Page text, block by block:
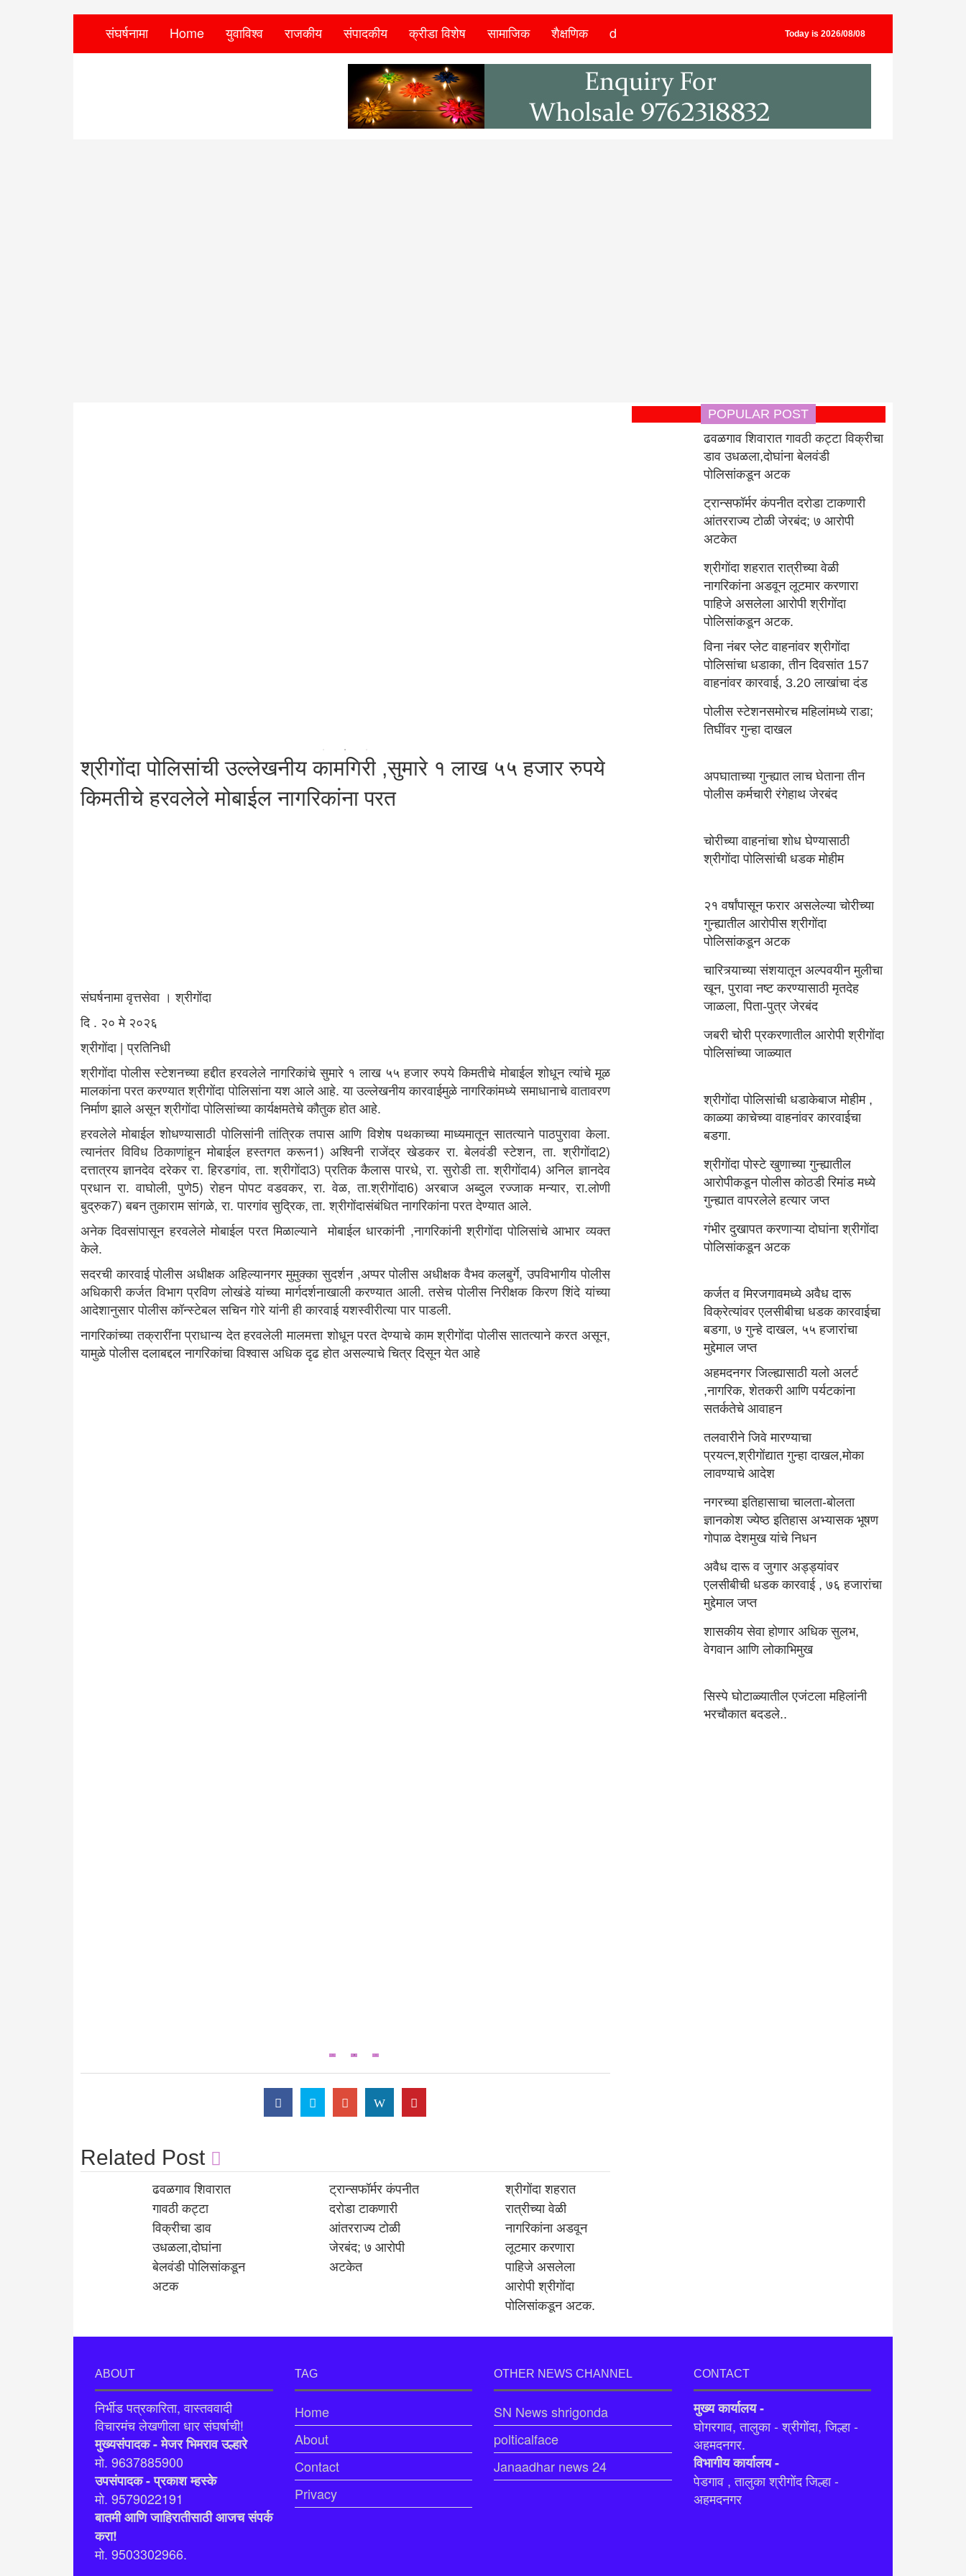
संघर्षनामा Home युवाविश्व राजकीय संपादकीय क्रीडा विशेष सामाजिक शैक्षणिक d Today is 2026/08/08
श्रीगोंदा पोलिसांची उल्लेखनीय कामगिरी ,सुमारे १ लाख ५५ हजार रुपये
किमतीचे हरवलेले मोबाईल नागरिकांना परत
संघर्षनामा वृत्तसेवा । श्रीगोंदा
दि . २० मे २०२६
श्रीगोंदा | प्रतिनिधी
श्रीगोंदा पोलीस स्टेशनच्या हद्दीत हरवलेले नागरिकांचे सुमारे १ लाख ५५ हजार रुपये किमतीचे मोबाईल शोधून त्यांचे मूळ
मालकांना परत करण्यात श्रीगोंदा पोलिसांना यश आले आहे. या उल्लेखनीय कारवाईमुळे नागरिकांमध्ये समाधानाचे वातावरण
निर्माण झाले असून श्रीगोंदा पोलिसांच्या कार्यक्षमतेचे कौतुक होत आहे.
हरवलेले मोबाईल शोधण्यासाठी पोलिसांनी तांत्रिक तपास आणि विशेष पथकाच्या माध्यमातून सातत्याने पाठपुरावा केला.
त्यानंतर विविध ठिकाणांहून मोबाईल हस्तगत करून1) अश्विनी राजेंद्र खेडकर रा. बेलवंडी स्टेशन, ता. श्रीगोंदा2)
दत्तात्रय ज्ञानदेव दरेकर रा. हिरडगांव, ता. श्रीगोंदा3) प्रतिक कैलास पारधे, रा. सुरोडी ता. श्रीगोंदा4) अनिल ज्ञानदेव
प्रधान रा. वाघोली, पुणे5) रोहन पोपट वडवकर, रा. वेळ, ता.श्रीगोंदा6) अरबाज अब्दुल रज्जाक मन्यार, रा.लोणी
बुद्रुक7) बबन तुकाराम सांगळे, रा. पारगांव सुद्रिक, ता. श्रीगोंदासंबंधित नागरिकांना परत देण्यात आले.
अनेक दिवसांपासून हरवलेले मोबाईल परत मिळाल्याने मोबाईल धारकांनी ,नागरिकांनी श्रीगोंदा पोलिसांचे आभार व्यक्त
केले.
सदरची कारवाई पोलीस अधीक्षक अहिल्यानगर मुमुक्का सुदर्शन ,अप्पर पोलीस अधीक्षक वैभव कलबुर्गे, उपविभागीय पोलीस
अधिकारी कर्जत विभाग प्रविण लोखंडे यांच्या मार्गदर्शनाखाली करण्यात आली. तसेच पोलीस निरीक्षक किरण शिंदे यांच्या
आदेशानुसार पोलीस कॉन्स्टेबल सचिन गोरे यांनी ही कारवाई यशस्वीरीत्या पार पाडली.
नागरिकांच्या तक्रारींना प्राधान्य देत हरवलेली मालमत्ता शोधून परत देण्याचे काम श्रीगोंदा पोलीस सातत्याने करत असून,
यामुळे पोलीस दलाबद्दल नागरिकांचा विश्वास अधिक दृढ होत असल्याचे चित्र दिसून येत आहे
W
Related Post
ढवळगाव शिवारात
गावठी कट्टा
विक्रीचा डाव
उधळला,दोघांना
बेलवंडी पोलिसांकडून
अटक
ट्रान्सफॉर्मर कंपनीत
दरोडा टाकणारी
आंतरराज्य टोळी
जेरबंद; ७ आरोपी
अटकेत
श्रीगोंदा शहरात
रात्रीच्या वेळी
नागरिकांना अडवून
लूटमार करणारा
पाहिजे असलेला
आरोपी श्रीगोंदा
पोलिसांकडून अटक.
POPULAR POST
ढवळगाव शिवारात गावठी कट्टा विक्रीचा
डाव उधळला,दोघांना बेलवंडी
पोलिसांकडून अटक
ट्रान्सफॉर्मर कंपनीत दरोडा टाकणारी
आंतरराज्य टोळी जेरबंद; ७ आरोपी
अटकेत
श्रीगोंदा शहरात रात्रीच्या वेळी
नागरिकांना अडवून लूटमार करणारा
पाहिजे असलेला आरोपी श्रीगोंदा
पोलिसांकडून अटक.
विना नंबर प्लेट वाहनांवर श्रीगोंदा
पोलिसांचा धडाका, तीन दिवसांत 157
वाहनांवर कारवाई, 3.20 लाखांचा दंड
पोलीस स्टेशनसमोरच महिलांमध्ये राडा;
तिघींवर गुन्हा दाखल
अपघाताच्या गुन्ह्यात लाच घेताना तीन
पोलीस कर्मचारी रंगेहाथ जेरबंद
चोरीच्या वाहनांचा शोध घेण्यासाठी
श्रीगोंदा पोलिसांची धडक मोहीम
२१ वर्षांपासून फरार असलेल्या चोरीच्या
गुन्ह्यातील आरोपीस श्रीगोंदा
पोलिसांकडून अटक
चारित्र्याच्या संशयातून अल्पवयीन मुलीचा
खून, पुरावा नष्ट करण्यासाठी मृतदेह
जाळला, पिता-पुत्र जेरबंद
जबरी चोरी प्रकरणातील आरोपी श्रीगोंदा
पोलिसांच्या जाळ्यात
श्रीगोंदा पोलिसांची धडाकेबाज मोहीम ,
काळ्या काचेच्या वाहनांवर कारवाईचा
बडगा.
श्रीगोंदा पोस्टे खुणाच्या गुन्ह्यातील
आरोपीकडून पोलीस कोठडी रिमांड मध्ये
गुन्ह्यात वापरलेले हत्यार जप्त
गंभीर दुखापत करणाऱ्या दोघांना श्रीगोंदा
पोलिसांकडून अटक
कर्जत व मिरजगावमध्ये अवैध दारू
विक्रेत्यांवर एलसीबीचा धडक कारवाईचा
बडगा, ७ गुन्हे दाखल, ५५ हजारांचा
मुद्देमाल जप्त
अहमदनगर जिल्ह्यासाठी यलो अलर्ट
,नागरिक, शेतकरी आणि पर्यटकांना
सतर्कतेचे आवाहन
तलवारीने जिवे मारण्याचा
प्रयत्न,श्रीगोंद्यात गुन्हा दाखल,मोका
लावण्याचे आदेश
नगरच्या इतिहासाचा चालता-बोलता
ज्ञानकोश ज्येष्ठ इतिहास अभ्यासक भूषण
गोपाळ देशमुख यांचे निधन
अवैध दारू व जुगार अड्ड्यांवर
एलसीबीची धडक कारवाई , ७६ हजारांचा
मुद्देमाल जप्त
शासकीय सेवा होणार अधिक सुलभ,
वेगवान आणि लोकाभिमुख
सिस्पे घोटाळ्यातील एजंटला महिलांनी
भरचौकात बदडले..
ABOUT
निर्भीड पत्रकारिता, वास्तववादी
विचारमंच लेखणीला धार संघर्षाची!
मुख्यसंपादक - मेजर भिमराव उल्हारे
मो. 9637885900
उपसंपादक - प्रकाश म्हस्के
मो. 9579022191
बातमी आणि जाहिरातीसाठी आजच संपर्क
करा!
मो. 9503302966.
TAG
Home
About
Contact
Privacy
OTHER NEWS CHANNEL
SN News shrigonda
polticalface
Janaadhar news 24
CONTACT
मुख्य कार्यालय -
घोगरगाव, तालुका - श्रीगोंदा, जिल्हा -
अहमदनगर.
विभागीय कार्यालय -
पेडगाव , तालुका श्रीगोंद जिल्हा -
अहमदनगर